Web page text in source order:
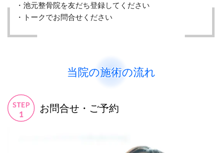
・池元整骨院を友だち登録してください
・トークでお問合せください
当院の施術の流れ
お問合せ・ご予約